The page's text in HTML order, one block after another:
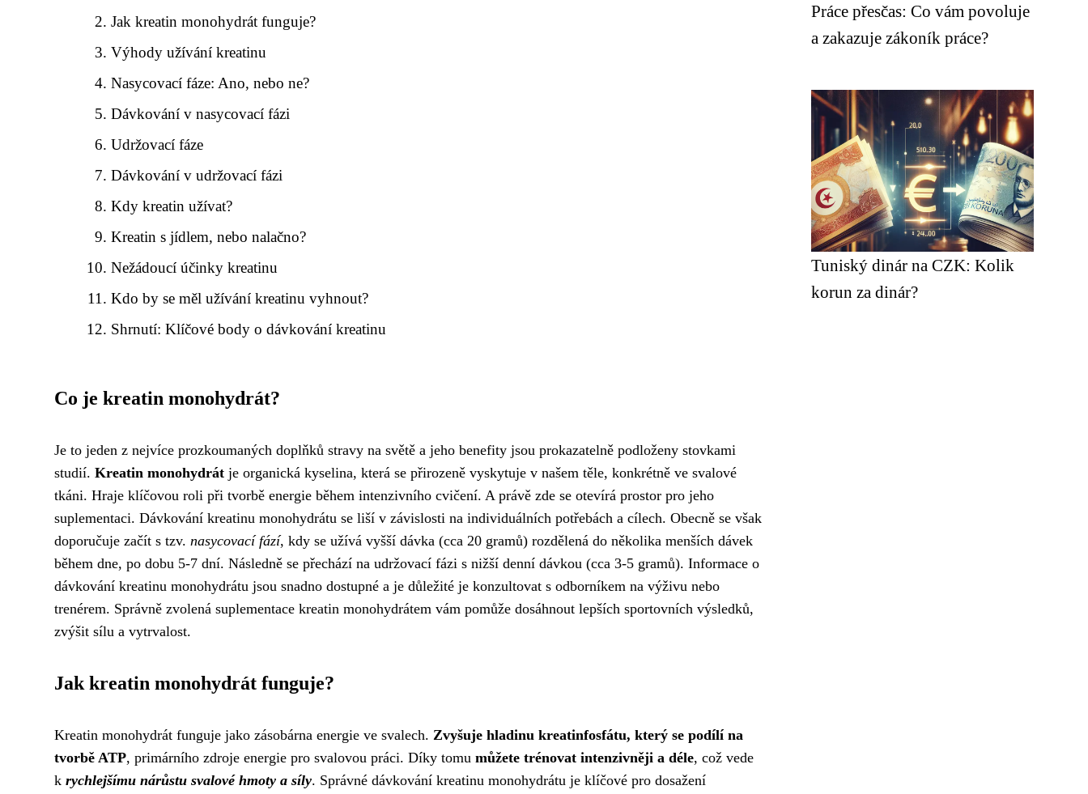
Jak kreatin monohydrát funguje?
Výhody užívání kreatinu
Nasycovací fáze: Ano, nebo ne?
Dávkování v nasycovací fázi
Udržovací fáze
Dávkování v udržovací fázi
Kdy kreatin užívat?
Kreatin s jídlem, nebo nalačno?
Nežádoucí účinky kreatinu
Kdo by se měl užívání kreatinu vyhnout?
Shrnutí: Klíčové body o dávkování kreatinu
Co je kreatin monohydrát?
Je to jeden z nejvíce prozkoumaných doplňků stravy na světě a jeho benefity jsou prokazatelně podloženy stovkami
studií. Kreatin monohydrát je organická kyselina, která se přirozeně vyskytuje v našem těle, konkrétně ve svalové
tkáni. Hraje klíčovou roli při tvorbě energie během intenzivního cvičení. A právě zde se otevírá prostor pro jeho
suplementaci. Dávkování kreatinu monohydrátu se liší v závislosti na individuálních potřebách a cílech. Obecně se však
doporučuje začít s tzv. nasycovací fází, kdy se užívá vyšší dávka (cca 20 gramů) rozdělená do několika menších dávek
během dne, po dobu 5-7 dní. Následně se přechází na udržovací fázi s nižší denní dávkou (cca 3-5 gramů). Informace o
dávkování kreatinu monohydrátu jsou snadno dostupné a je důležité je konzultovat s odborníkem na výživu nebo
trenérem. Správně zvolená suplementace kreatin monohydrátem vám pomůže dosáhnout lepších sportovních výsledků,
zvýšit sílu a vytrvalost.
Jak kreatin monohydrát funguje?
Kreatin monohydrát funguje jako zásobárna energie ve svalech. Zvyšuje hladinu kreatinfosfátu, který se podílí na
tvorbě ATP, primárního zdroje energie pro svalovou práci. Díky tomu můžete trénovat intenzivněji a déle, což vede
k rychlejšímu nárůstu svalové hmoty a síly. Správné dávkování kreatinu monohydrátu je klíčové pro dosažení
Práce přesčas: Co vám povoluje
a zakazuje zákoník práce?
Tuniský dinár na CZK: Kolik
korun za dinár?